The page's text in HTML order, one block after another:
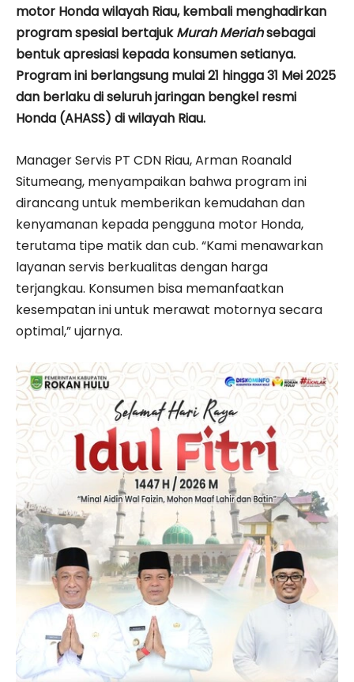
motor Honda wilayah Riau, kembali menghadirkan
program spesial bertajukMurah Meriahsebagai
bentuk apresiasi kepada konsumen setianya.
Program ini berlangsung mulai 21 hingga 31 Mei 2025
dan berlaku di seluruh jaringan bengkel resmi
Honda (AHASS) di wilayah Riau.
Manager Servis PT CDN Riau, Arman Roanald
Situmeang, menyampaikan bahwa program ini
dirancang untuk memberikan kemudahan dan
kenyamanan kepada pengguna motor Honda,
terutama tipe matik dan cub. “Kami menawarkan
layanan servis berkualitas dengan harga
terjangkau. Konsumen bisa memanfaatkan
kesempatan ini untuk merawat motornya secara
optimal,” ujarnya.